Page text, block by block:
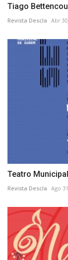
Tiago
Revista Descla Abr
Teatro
Revista Descla Ago